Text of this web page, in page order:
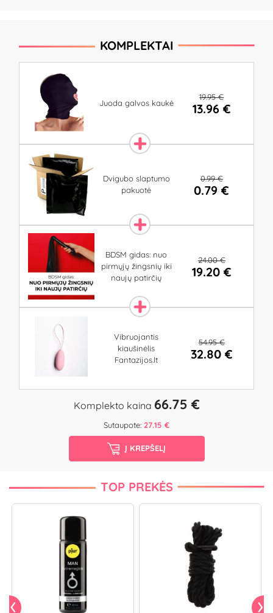
KOMPLEKTAI
Juoda galvos kaukė
19.95 €
13.96 €
Dvigubo slaptumo
pakuotė
0.99 €
0.79 €
BDSM gidas: nuo
pirmųjų žingsnių iki
naujų patirčių
24.00 €
19.20 €
Vibruojantis
kiaušinėlis
Fantazijos.lt
54.95 €
32.80 €
Komplekto kaina 66.75 €
Sutaupote: 27.15 €
Į KREPŠELĮ
TOP PREKĖS